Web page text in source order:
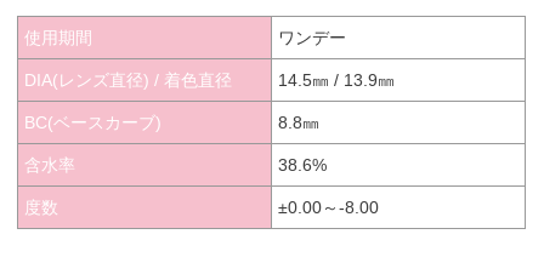
使用期間 ワンデー
DIA(レンズ直径) / 着色直径 14.5㎜ / 13.9㎜
BC(ベースカーブ) 8.8㎜
含水率 38.6%
度数 ±0.00～-8.00